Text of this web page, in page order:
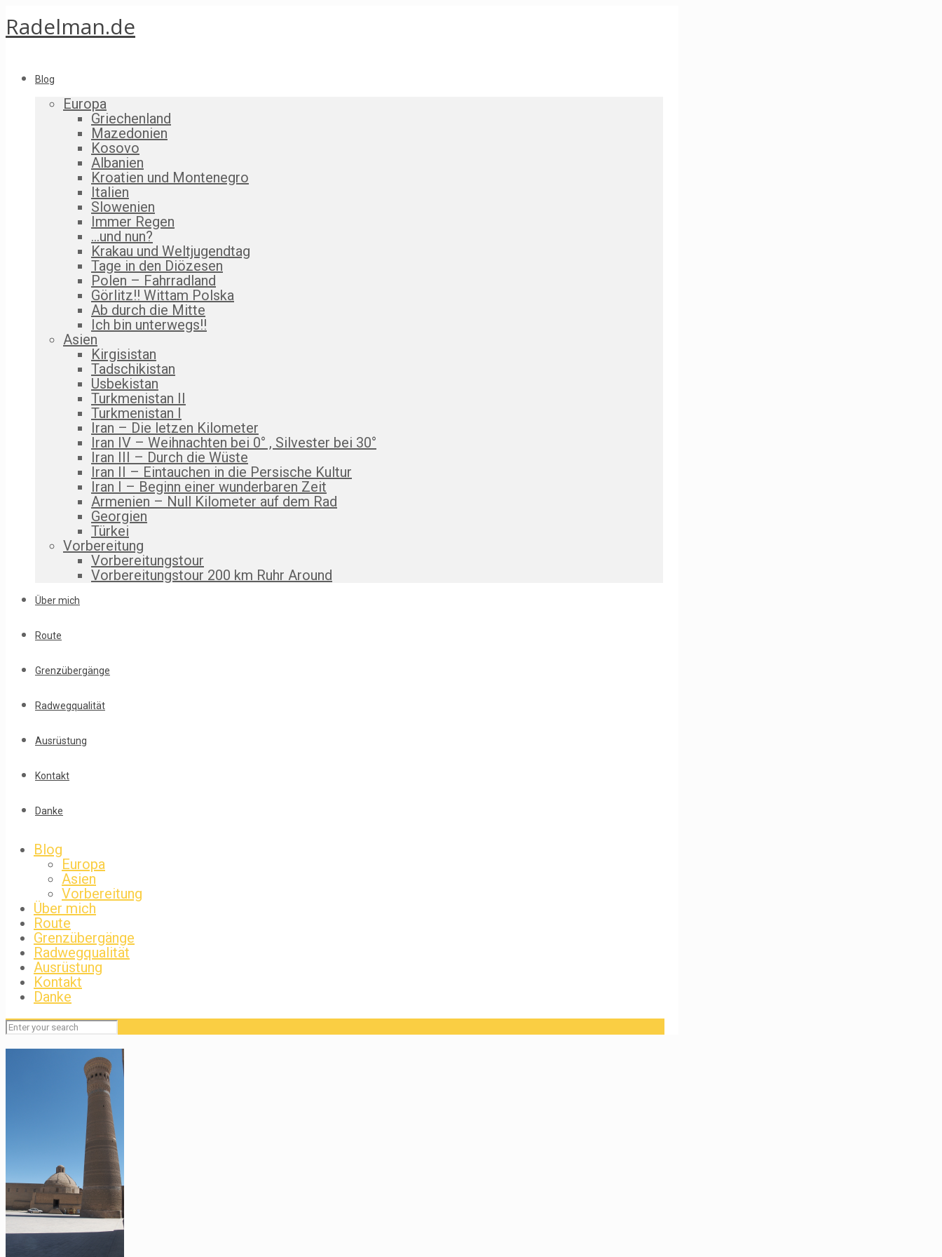
Radelman.de
Blog
Europa
Griechenland
Mazedonien
Kosovo
Albanien
Kroatien und Montenegro
Italien
Slowenien
Immer Regen
…und nun?
Krakau und Weltjugendtag
Tage in den Diözesen
Polen – Fahrradland
Görlitz!! Wittam Polska
Ab durch die Mitte
Ich bin unterwegs!!
Asien
Kirgisistan
Tadschikistan
Usbekistan
Turkmenistan II
Turkmenistan I
Iran – Die letzen Kilometer
Iran IV – Weihnachten bei 0° , Silvester bei 30°
Iran III – Durch die Wüste
Iran II – Eintauchen in die Persische Kultur
Iran I – Beginn einer wunderbaren Zeit
Armenien – Null Kilometer auf dem Rad
Georgien
Türkei
Vorbereitung
Vorbereitungstour
Vorbereitungstour 200 km Ruhr Around
Über mich
Route
Grenzübergänge
Radwegqualität
Ausrüstung
Kontakt
Danke
Blog
Europa
Asien
Vorbereitung
Über mich
Route
Grenzübergänge
Radwegqualität
Ausrüstung
Kontakt
Danke